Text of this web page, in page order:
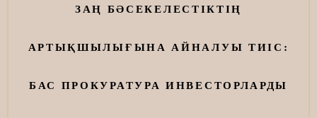
ЗАҢ БӘСЕКЕЛЕСТІКТІҢ
АРТЫҚШЫЛЫҒЫНА АЙНАЛУЫ ТИІС:
БАС ПРОКУРАТУРА ИНВЕСТОРЛАРДЫ